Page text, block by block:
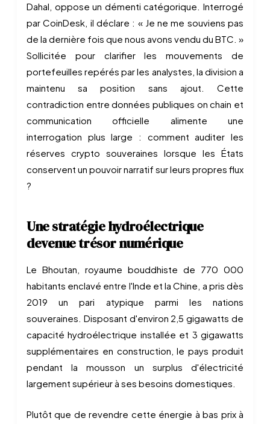
Dahal, oppose un démenti catégorique. Interrogé
par CoinDesk, il déclare : « Je ne me souviens pas
de la dernière fois que nous avons vendu du BTC. »
Sollicitée pour clarifier les mouvements de
portefeuilles repérés par les analystes, la division a
maintenu sa position sans ajout. Cette
contradiction entre données publiques on chain et
communication officielle alimente une
interrogation plus large : comment auditer les
réserves crypto souveraines lorsque les États
conservent un pouvoir narratif sur leurs propres flux
?
Une stratégie hydroélectrique
devenue trésor numérique
Le Bhoutan, royaume bouddhiste de 770 000
habitants enclavé entre l'Inde et la Chine, a pris dès
2019 un pari atypique parmi les nations
souveraines. Disposant d'environ 2,5 gigawatts de
capacité hydroélectrique installée et 3 gigawatts
supplémentaires en construction, le pays produit
pendant la mousson un surplus d'électricité
largement supérieur à ses besoins domestiques.
Plutôt que de revendre cette énergie à bas prix à